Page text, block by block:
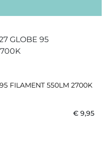
FILAMENT 550LM 2700K
€ 9,95